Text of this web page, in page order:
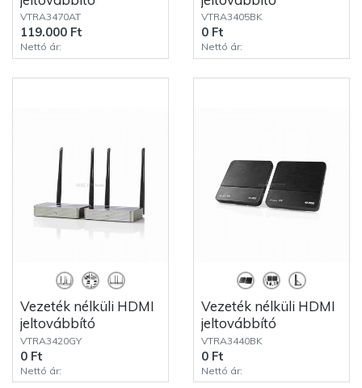
VTRA3470AT
119.000 Ft
Nettó ár:
VTRA3405BK
0 Ft
Nettó ár:
Vezeték nélküli HDMI
jeltovábbító
VTRA3420GY
0 Ft
Nettó ár:
Vezeték nélküli HDMI
jeltovábbító
VTRA3440BK
0 Ft
Nettó ár: